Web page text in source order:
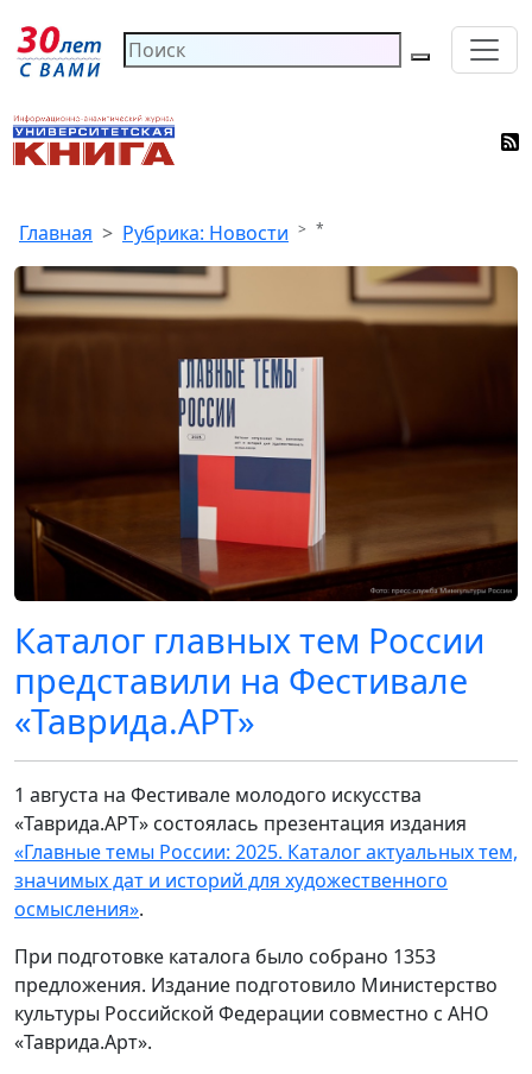
Главная Рубрика: Новости *
Каталог главных тем России
представили на Фестивале
«Таврида.АРТ»
1 августа на Фестивале молодого искусства
«Таврида.АРТ» состоялась презентация издания
«Главные темы России: 2025. Каталог актуальных тем,
значимых дат и историй для художественного
осмысления».
При подготовке каталога было собрано 1353
предложения. Издание подготовило Министерство
культуры Российской Федерации совместно с АНО
«Таврида.Арт».